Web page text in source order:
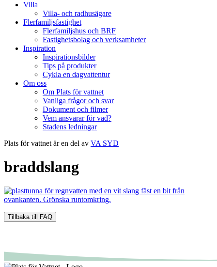
Villa
Villa- och radhusägare
Flerfamiljsfastighet
Flerfamiljshus och BRF
Fastighetsbolag och verksamheter
Inspiration
Inspirationsbilder
Tips på produkter
Cykla en dagvattentur
Om oss
Om Plats för vattnet
Vanliga frågor och svar
Dokument och filmer
Vem ansvarar för vad?
Stadens ledningar
Plats för vattnet är en del av VA SYD
braddslang
Tillbaka till FAQ